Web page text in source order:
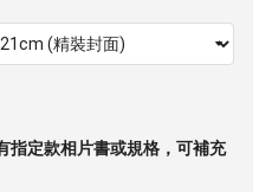
指定款相片書或規格，可補充